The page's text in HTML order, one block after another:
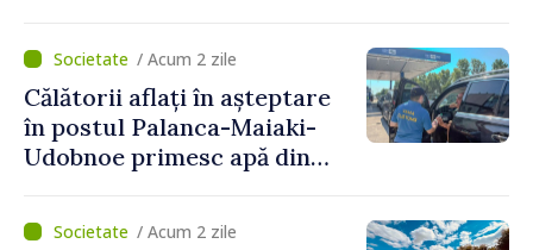
Naționale de Apărare pentru
perioada 2024–2034,
publicat în Monitorul Oficial
/ Acum 2 zile
Călătorii aflați în așteptare
în postul Palanca-Maiaki-
Udobnoe primesc apă din
și a polițiștilor de frontieră
/ Acum 2 zile